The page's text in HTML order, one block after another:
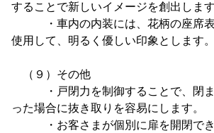
することで新しいイメージを創出します
・車内の内装には、花柄の座席表
使用して、明るく優しい印象とします。
（９）その他
・戸閉力を制御することで、閉ま
った場合に抜き取りを容易にします。
・お客さまが個別に扉を開閉でき